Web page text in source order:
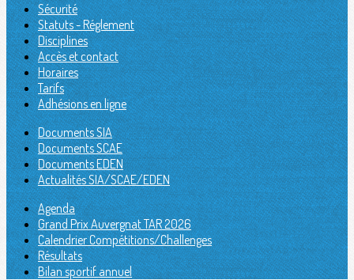
Sécurité
Statuts - Réglement
Disciplines
Accès et contact
Horaires
Tarifs
Adhésions en ligne
Documents SIA
Documents SCAE
Documents EDEN
Actualités SIA/SCAE/EDEN
Agenda
Grand Prix Auvergnat TAR 2026
Calendrier Compétitions/Challenges
Résultats
Bilan sportif annuel